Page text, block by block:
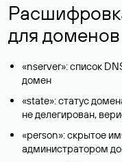
для
«nserver»: список
домен
«state»: статус
не делегирован,
«person»: скрытое
администратором